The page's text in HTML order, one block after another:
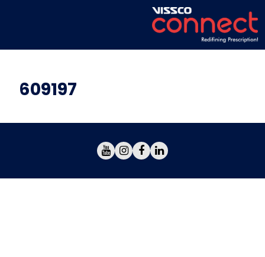
609197